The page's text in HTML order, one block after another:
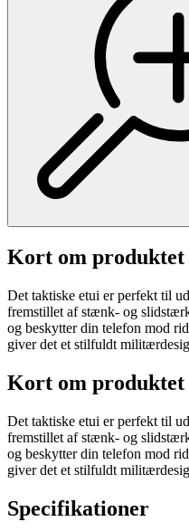
Kort om produktet
Det taktiske etui er perfekt til
fremstillet af stænk- og
og beskytter din telefon mod
giver det et stilfuldt
Kort om produktet
Det taktiske etui er perfekt til
fremstillet af stænk- og
og beskytter din telefon mod
giver det et stilfuldt
Specifikationer